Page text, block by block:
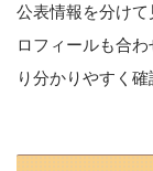
公表情報を分け
ロフィールも合
り分かりやすく確